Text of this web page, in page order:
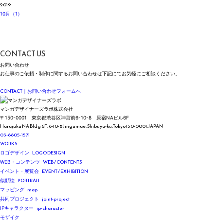
2019
10月（1）
CONTACT US
お問い合わせ
お仕事のご依頼・制作に関するお問い合わせは下記にてお気軽にご相談ください。
CONTACT ｜お問い合わせフォームへ
マンガデザイナーズラボ株式会社
〒150-0001 東京都渋谷区神宮前6-10-8 原宿NAビル6F
Harajuku NA Bldg 6F, 6-10-8 Jingumae,Shibuya-ku,Tokyo 150-0001,JAPAN
03-6805-1571
WORKS
ロゴデザイン LOGO DESIGN
WEB・コンテンツ WEB / CONTENTS
イベント・展覧会 EVENT / EXHIBITION
似顔絵 PORTRAIT
マッピング map
共同プロジェクト joint-project
IPキャラクター ip-character
モザイク